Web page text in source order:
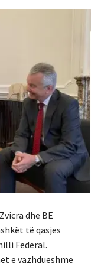
dhe BE
të qasjes
Federal.
e vazhdueshme